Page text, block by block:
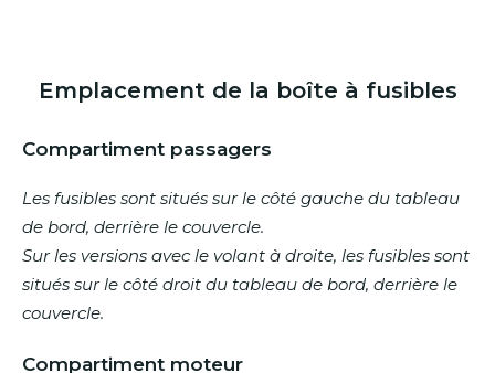
Emplacement de la boîte à fusibles
Compartiment passagers
Les fusibles sont situés sur le côté gauche du tableau
de bord, derrière le couvercle.
Sur les versions avec le volant à droite, les fusibles sont
situés sur le côté droit du tableau de bord, derrière le
couvercle.
Compartiment moteur